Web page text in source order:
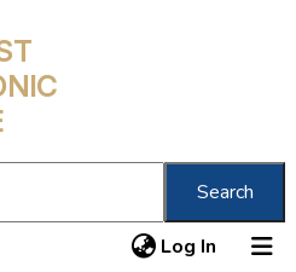
Search
Log In (current)